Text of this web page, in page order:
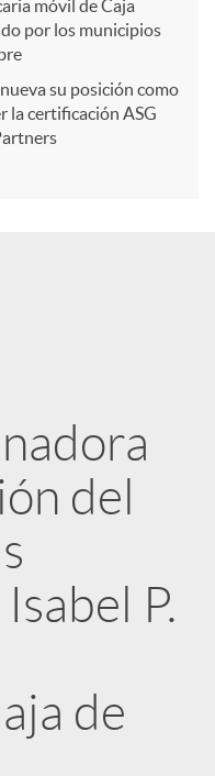
móvil de Caja
por los municipios
su posición como
la certificación ASG
del
P.
de